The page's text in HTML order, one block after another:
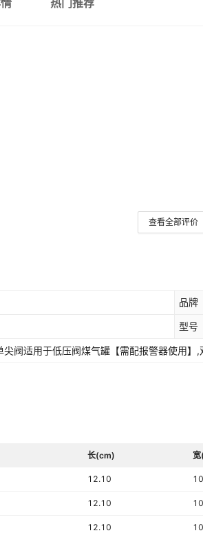
热门推荐
查看全部评价
品牌
型号
阀适用于低压阀煤气罐【需配报警器使用】
长(cm)
12.10
12.10
12.10